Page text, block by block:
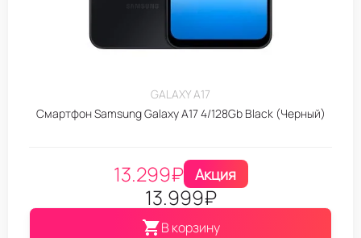
GALAXY A17
Смартфон Samsung Galaxy A17 4/128Gb Black (Черный)
13.299₽ Акция
13.999₽
В корзину